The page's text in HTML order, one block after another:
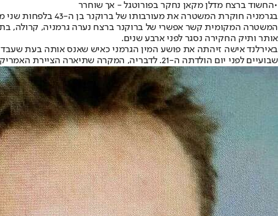
•החשוד ברצח מדלן מקאן נחקר בפורוטגל - אך שוחרר
אותר ותיק החקירה נסגר לפני ארבע שנים.
שבועיים לפני יום הולדתה ה-21. לדבריה, המקרה שתיארה הציירת האמריקנית בת ה-72, בגללו ברוקנר נידון למאסר, דומה מאוד לחוויה שהיא עברה.